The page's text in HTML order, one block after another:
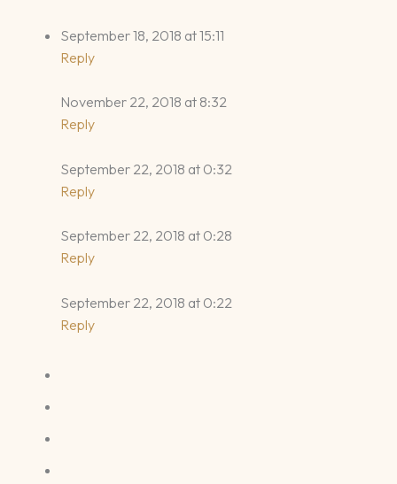
September 18, 2018 at 15:11
Reply
November 22, 2018 at 8:32
Reply
September 22, 2018 at 0:32
Reply
September 22, 2018 at 0:28
Reply
September 22, 2018 at 0:22
Reply